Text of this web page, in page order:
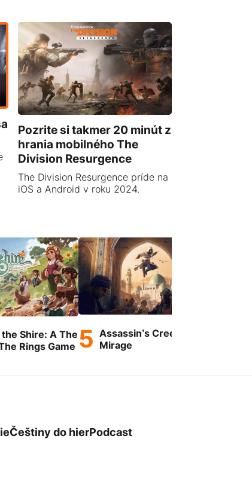
Pozrite si takmer 20 minút z
hrania mobilného The
Division Resurgence
The Division Resurgence príde na
iOS a Android v roku 2024.
Shire: A The
Rings Game
Assassin’s Creed
Mirage
Češtiny do hierPodcast